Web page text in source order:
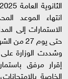
حتى يوم 27 من الشهر نفسه.
وشددت الوزارة على
إقرار مرفق
الخاصة